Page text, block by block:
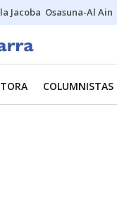
Jacoba Osasuna-Al Ain
COLUMNISTAS